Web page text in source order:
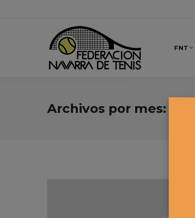
FNT
Archivos por mes: